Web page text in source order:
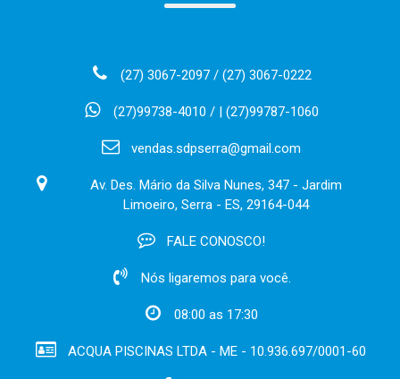
(27) 3067-2097 / (27) 3067-0222
(27)99738-4010 / | (27)99787-1060
vendas.sdpserra@gmail.com
Av. Des. Mário da Silva Nunes, 347 - Jardim
Limoeiro, Serra - ES, 29164-044
FALE CONOSCO!
Nós ligaremos para você.
08:00 as 17:30
ACQUA PISCINAS LTDA - ME - 10.936.697/0001-60